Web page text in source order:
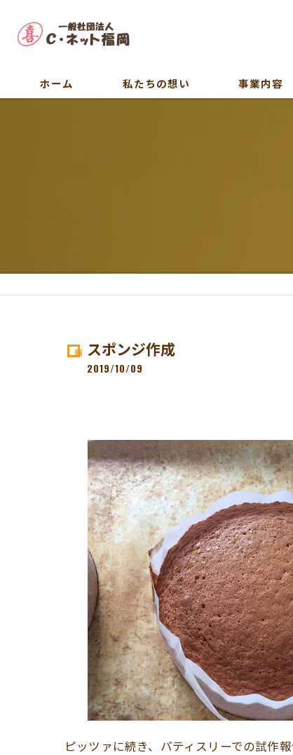
ホーム 私たちの想い 事業内容
スポンジ作成
2019/10/09
ピッツァに続き、パティスリーでの試作